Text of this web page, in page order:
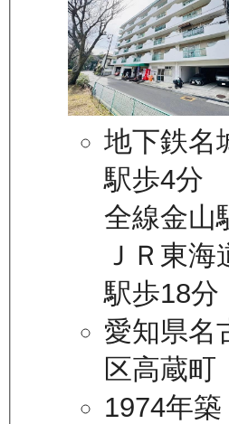
地下鉄名
駅歩4分
全線金山
ＪＲ東海
駅歩18分
愛知県名
区高蔵町
1974年築